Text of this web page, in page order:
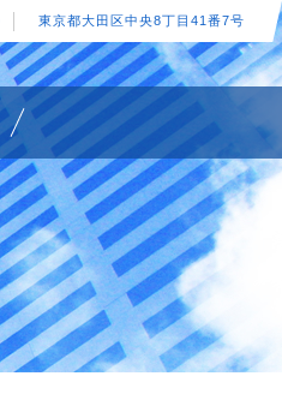
東京都大田区中央8丁目41番7号